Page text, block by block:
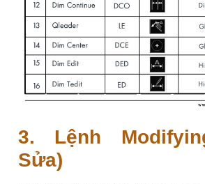
3. Lệnh
Sửa)